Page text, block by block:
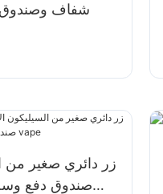
زر دائري صغير من
صندوق دفع